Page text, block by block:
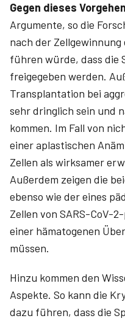
Gegen dieses Vorgehen
Argumente, so die
nach der
führen würde, dass die
freigegeben werden.
Transplantation bei
sehr dringlich sein und
kommen. Im Fall von
einer aplastischen
Zellen als wirksamer
Außerdem zeigen die
ebenso wie der eines
Zellen von SARS-CoV-
einer hämatogenen
müssen.
Hinzu kommen den
Aspekte. So kann die
dazu führen, dass die